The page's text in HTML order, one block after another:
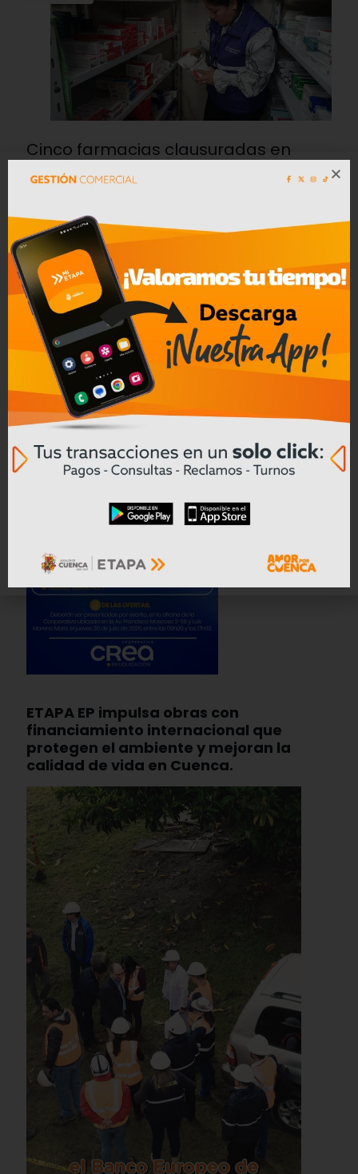
Cinco farmacias clausuradas en
Azogues por comercialización de
Leer mas
Convocatoria a Oferta Pública de
Bienes Muebles e Inmuebles – COAC
CREA en Liquidación
ETAPA EP impulsa obras con
financiamiento internacional que
protegen el ambiente y mejoran la
calidad de vida en Cuenca.